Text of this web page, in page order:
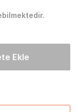
Ekle